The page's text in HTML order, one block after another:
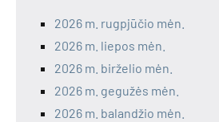
2026 m. rugpjūčio mėn.
2026 m. liepos mėn.
2026 m. birželio mėn.
2026 m. gegužės mėn.
2026 m. balandžio mėn.